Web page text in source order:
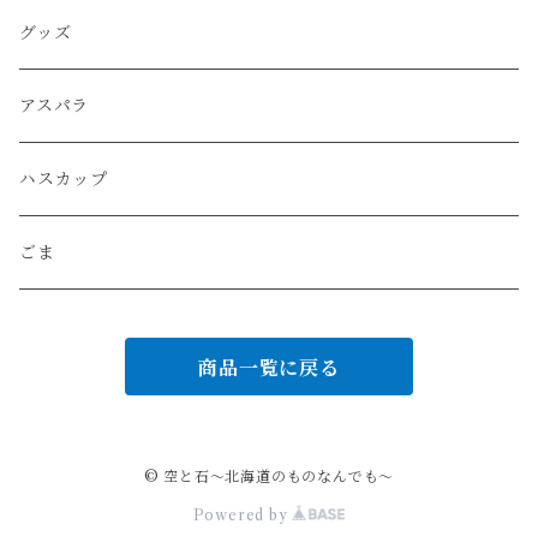
ななつぼし
とりめしセット
トマトジュース
コーヒー
グッズ
アスパラ
ハスカップ
ごま
商品一覧に戻る
© 空と石～北海道のものなんでも～
Powered by